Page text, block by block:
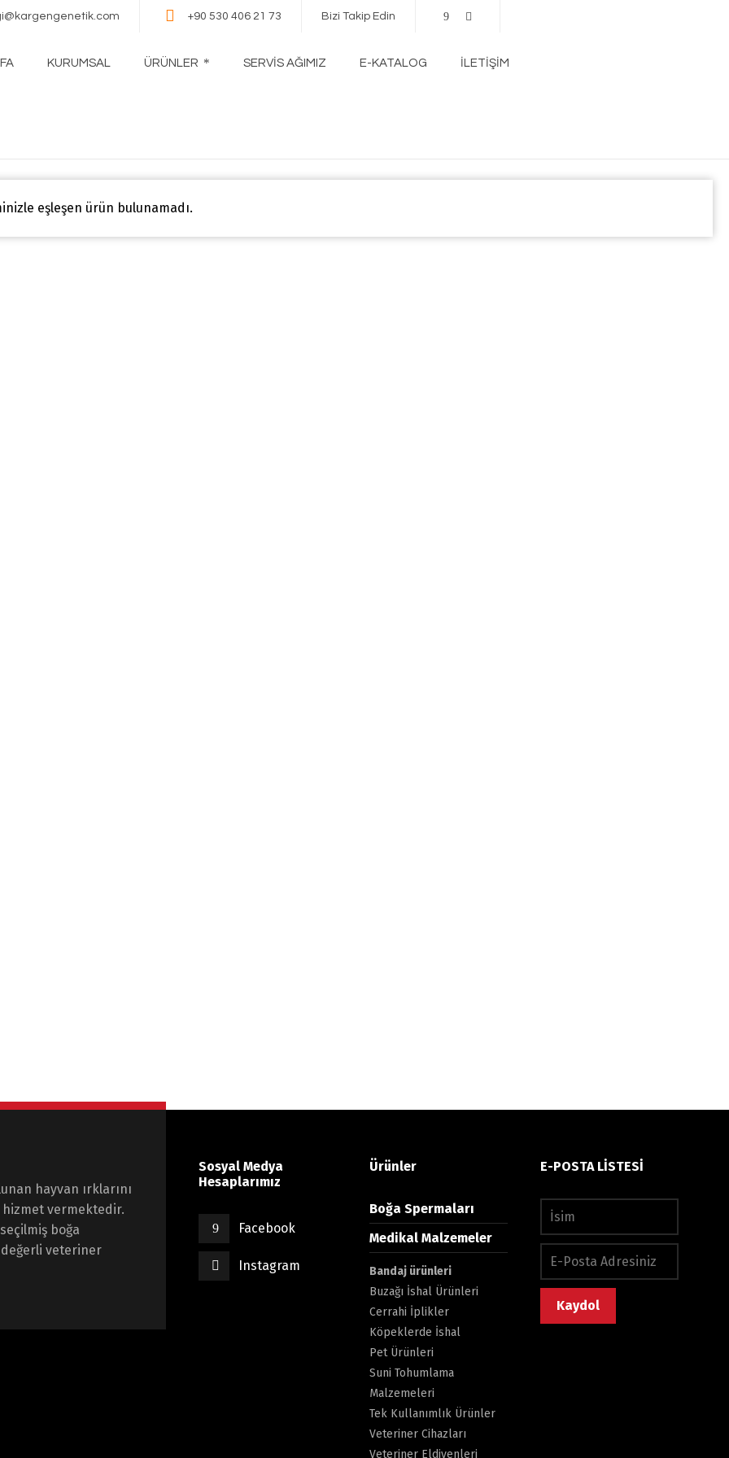
+90 530 406 21 73 Bizi Takip Edin
KURUMSAL ÜRÜNLER SERVİS AĞIMIZ E-KATALOG İLETİŞİM
eşleşen ürün bulunamadı.
hayvan ırklarını
hizmet vermektedir.
boğa
değerli veteriner
Sosyal Medya
Hesaplarımız
Facebook
Instagram
Ürünler
Boğa Spermaları
Medikal Malzemeler
Bandaj ürünleri
Buzağı İshal Ürünleri
Cerrahi İplikler
Köpeklerde İshal
Pet Ürünleri
Suni Tohumlama
Malzemeleri
Tek Kullanımlık Ürünler
Veteriner Cihazları
Veteriner Eldivenleri
E-POSTA LİSTESİ